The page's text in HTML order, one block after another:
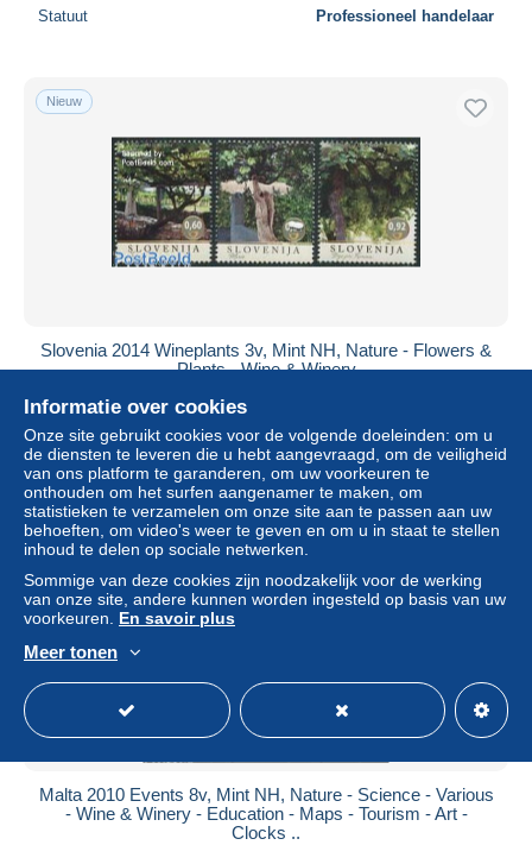
Statuut Professioneel handelaar
Nieuw
Slovenia 2014 Wineplants 3v, Mint NH, Nature - Flowers &
Plants - Wine & Winery
± US$ 4,51
Statuut Professioneel handelaar
Nieuw
Malta 2010 Events 8v, Mint NH, Nature - Science - Various
- Wine & Winery - Education - Maps - Tourism - Art -
Clocks ..
Informatie over cookies
Onze site gebruikt cookies voor de volgende doeleinden: om u
de diensten te leveren die u hebt aangevraagd, om de veiligheid
van ons platform te garanderen, om uw voorkeuren te
onthouden om het surfen aangenamer te maken, om
statistieken te verzamelen om onze site aan te passen aan uw
behoeften, om video's weer te geven en om u in staat te stellen
inhoud te delen op sociale netwerken.
Sommige van deze cookies zijn noodzakelijk voor de werking
van onze site, andere kunnen worden ingesteld op basis van uw
voorkeuren. En savoir plus
Meer tonen